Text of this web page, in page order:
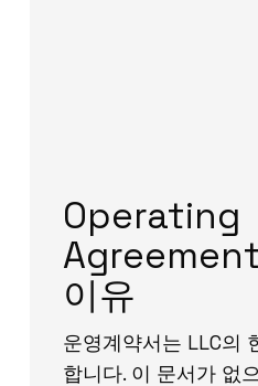
Operating
이유
운영계약서는 LLC의
합니다. 이 문서가 없